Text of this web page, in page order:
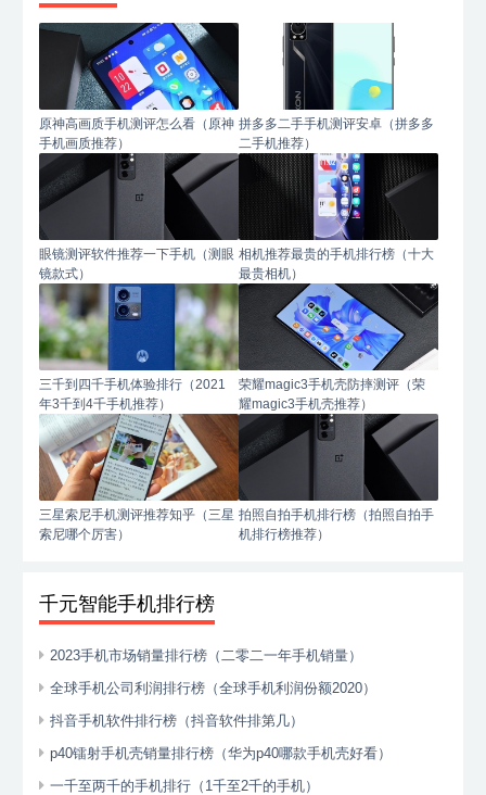
原神高画质手机测评怎么看（原神
手机画质推荐）
拼多多二手手机测评安卓（拼多多
二手机推荐）
眼镜测评软件推荐一下手机（测眼
镜款式）
相机推荐最贵的手机排行榜（十大
最贵相机）
三千到四千手机体验排行（2021
年3千到4千手机推荐）
荣耀magic3手机壳防摔测评（荣
耀magic3手机壳推荐）
三星索尼手机测评推荐知乎（三星
索尼哪个厉害）
拍照自拍手机排行榜（拍照自拍手
机排行榜推荐）
千元智能手机排行榜
2023手机市场销量排行榜（二零二一年手机销量）
全球手机公司利润排行榜（全球手机利润份额2020）
抖音手机软件排行榜（抖音软件排第几）
p40镭射手机壳销量排行榜（华为p40哪款手机壳好看）
一千至两千的手机排行（1千至2千的手机）